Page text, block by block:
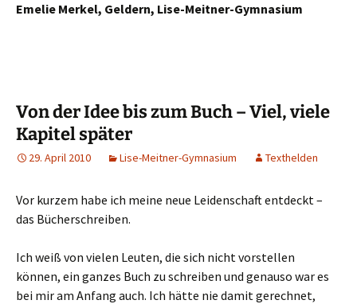
Emelie Merkel, Geldern, Lise-Meitner-Gymnasium
Von der Idee bis zum Buch – Viel, viele
Kapitel später
29. April 2010 Lise-Meitner-Gymnasium Texthelden
Vor kurzem habe ich meine neue Leidenschaft entdeckt –
das Bücherschreiben.
Ich weiß von vielen Leuten, die sich nicht vorstellen
können, ein ganzes Buch zu schreiben und genauso war es
bei mir am Anfang auch. Ich hätte nie damit gerechnet,